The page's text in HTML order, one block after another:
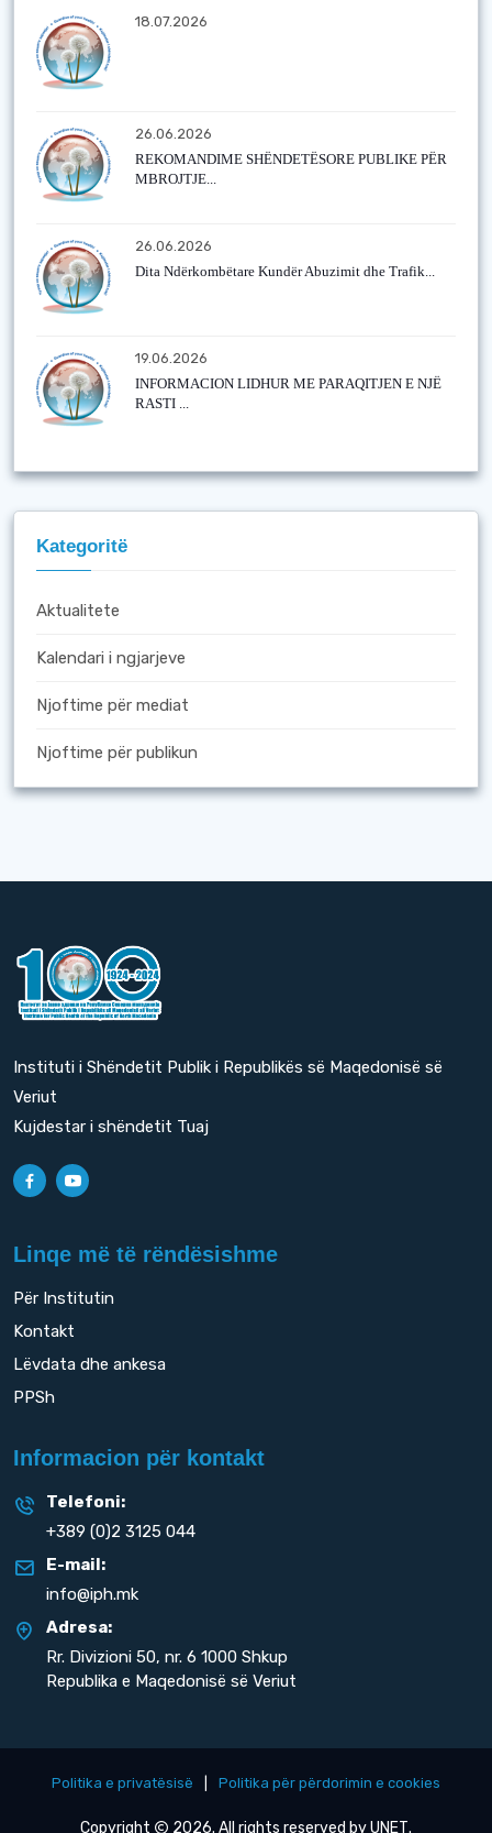
18.07.2026
26.06.2026
REKOMANDIME SHËNDETËSORE PUBLIKE PËR
MBROJTJE...
26.06.2026
Dita Ndërkombëtare Kundër Abuzimit dhe Trafik...
19.06.2026
INFORMACION LIDHUR ME PARAQITJEN E NJË
RASTI ...
Kategoritë
Aktualitete
Kalendari i ngjarjeve
Njoftime për mediat
Njoftime për publikun
Instituti i Shëndetit Publik i Republikës së Maqedonisë së
Veriut
Kujdestar i shëndetit Tuaj
Linqe më të rëndësishme
Për Institutin
Kontakt
Lëvdata dhe ankesa
PPSh
Informacion për kontakt
Telefoni:
+389 (0)2 3125 044
E-mail:
info@iph.mk
Adresa:
Rr. Divizioni 50, nr. 6 1000 Shkup
Republika e Maqedonisë së Veriut
Politika e privatësisë Politika për përdorimin e cookies
Copyright 2026. All rights reserved byUNET.